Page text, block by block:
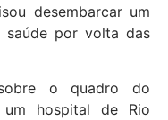
desembarcar um
saúde por volta das
o quadro do
um hospital de Rio